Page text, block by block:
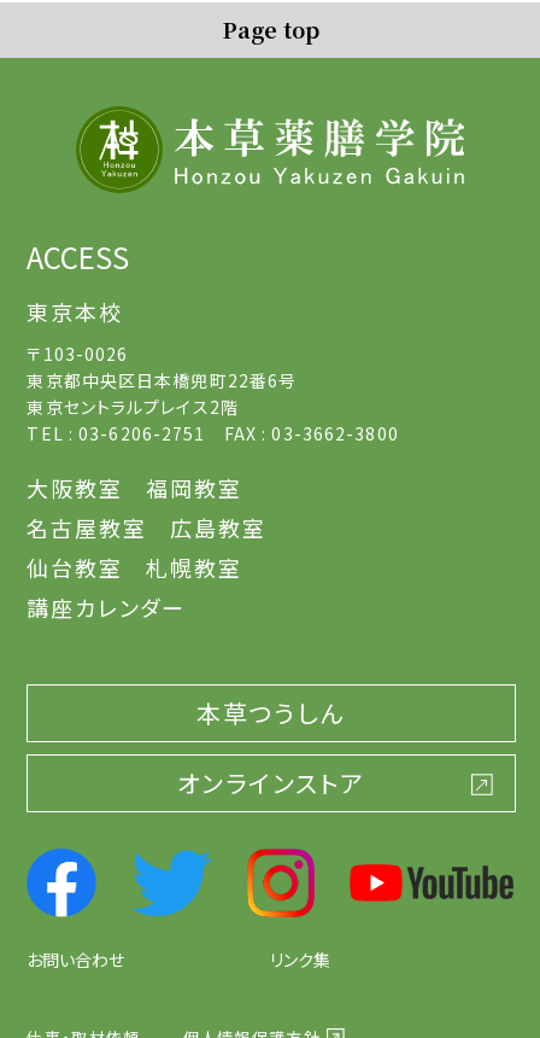
Page top
ACCESS
東京本校
〒103-0026
東京都中央区日本橋兜町22番6号
東京セントラルプレイス2階
TEL : 03-6206-2751 FAX : 03-3662-3800
大阪教室
福岡教室
名古屋教室
広島教室
仙台教室
札幌教室
講座カレンダー
本草つうしん
オンラインストア
お問い合わせ リンク集